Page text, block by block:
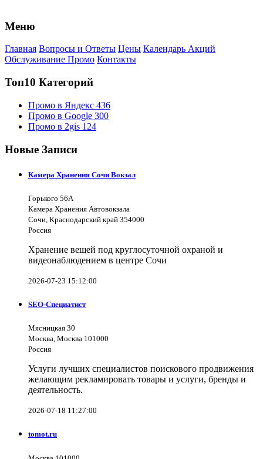
Меню
Главная Вопросы и Ответы Цены Календарь Акций
Обслуживание Промо Контакты
Топ10 Категорий
Промо в Яндекс 436
Промо в Google 300
Промо в 2gis 124
Новые Записи
Камера Хранения Сочи Вокзал
Горького 56А
Камера Хранения Автовокзала
Сочи, Краснодарский край 354000
Россия
Хранение вещей под круглосуточной охраной и
видеонаблюдением в центре Сочи
2026-07-23 15:12:00
SEO-Специатист
Мясницкая 30
Москва, Москва 101000
Россия
Услуги лучших специалистов поискового продвижения
желающим рекламировать товары и услуги, бренды и
деятельность.
2026-07-18 11:27:00
tomot.ru